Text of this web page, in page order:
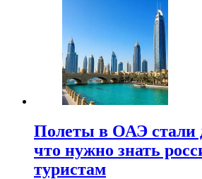
Полеты в ОАЭ стали
что нужно знать
туристам